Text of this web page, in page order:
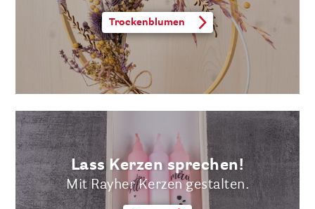
Trockenblumen
Lass Kerzen sprechen!
Mit Rayher Kerzen gestalten.